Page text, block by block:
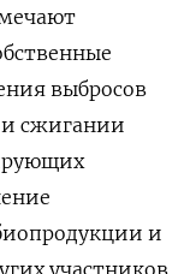
выбросов
сжигании
и
участников